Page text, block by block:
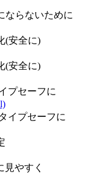
ならないために
(安全に)
(安全に)
プセーフに
イプセーフに
やすく